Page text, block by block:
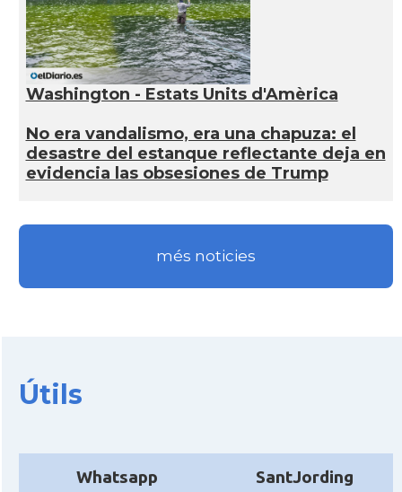
Washington - Estats Units d'Amèrica
No era vandalismo, era una chapuza: el
desastre del estanque reflectante deja en
evidencia las obsesiones de Trump
més noticies
Útils
Whatsapp SantJording